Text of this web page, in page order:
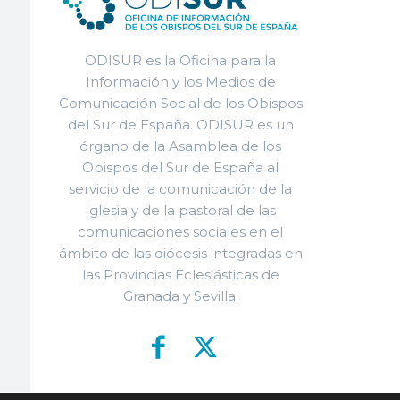
ODISUR es la Oficina para la
Información y los Medios de
Comunicación Social de los Obispos
del Sur de España. ODISUR es un
órgano de la Asamblea de los
Obispos del Sur de España al
servicio de la comunicación de la
Iglesia y de la pastoral de las
comunicaciones sociales en el
ámbito de las diócesis integradas en
las Provincias Eclesiásticas de
Granada y Sevilla.